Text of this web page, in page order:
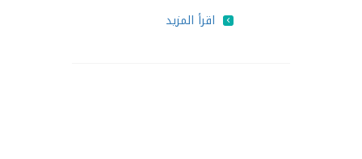
اقرأ المزيد